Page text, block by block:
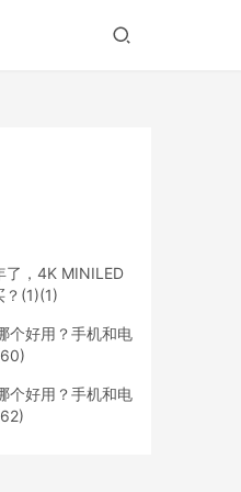
了，4K MINILED
？(1)(1)
个好用？手机和电
个好用？手机和电